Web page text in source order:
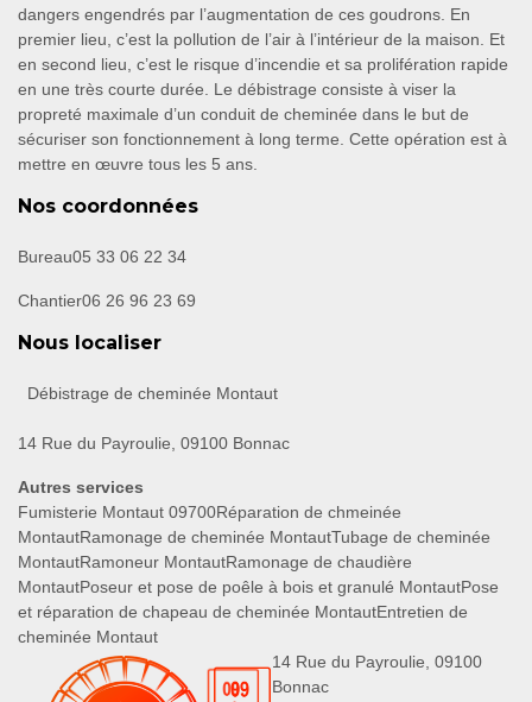
dangers engendrés par l’augmentation de ces goudrons. En
premier lieu, c’est la pollution de l’air à l’intérieur de la maison. Et
en second lieu, c’est le risque d’incendie et sa prolifération rapide
en une très courte durée. Le débistrage consiste à viser la
propreté maximale d’un conduit de cheminée dans le but de
sécuriser son fonctionnement à long terme. Cette opération est à
mettre en œuvre tous les 5 ans.
Nos coordonnées
Bureau05 33 06 22 34
Chantier06 26 96 23 69
Nous localiser
Débistrage de cheminée Montaut
14 Rue du Payroulie, 09100 Bonnac
Autres services
Fumisterie Montaut 09700Réparation de chmeinée
MontautRamonage de cheminée MontautTubage de cheminée
MontautRamoneur MontautRamonage de chaudière
MontautPoseur et pose de poêle à bois et granulé MontautPose
et réparation de chapeau de cheminée MontautEntretien de
cheminée Montaut
14 Rue du Payroulie, 09100
Bonnac